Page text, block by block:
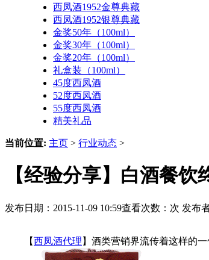
西凤酒1952金尊典藏
西凤酒1952银尊典藏
金奖50年（100ml）
金奖30年（100ml）
金奖20年（100ml）
礼盒装（100ml）
45度西凤酒
52度西凤酒
55度西凤酒
精美礼品
当前位置: 主页 > 行业动态 >
【经验分享】白酒餐饮
发布日期：2015-11-09 10:59查看次数： 次 发布
【西凤酒代理 】酒类营销界流传着这样的